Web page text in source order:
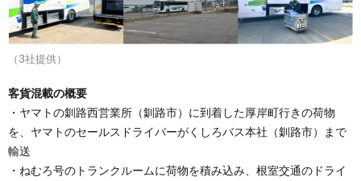
（3社提供）
客貨混載の概要
・ヤマトの釧路西営業所（釧路市）に到着した厚岸町行きの荷物
を、ヤマトのセールスドライバーがくしろバス本社（釧路市）まで
輸送
・ねむろ号のトランクルームに荷物を積み込み、根室交通のドライ